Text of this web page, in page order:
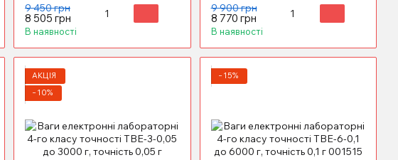
9 450 грн
8 505 грн
В наявності
9 900 грн
8 770 грн
В наявності
АКЦІЯ
−10%
−15%